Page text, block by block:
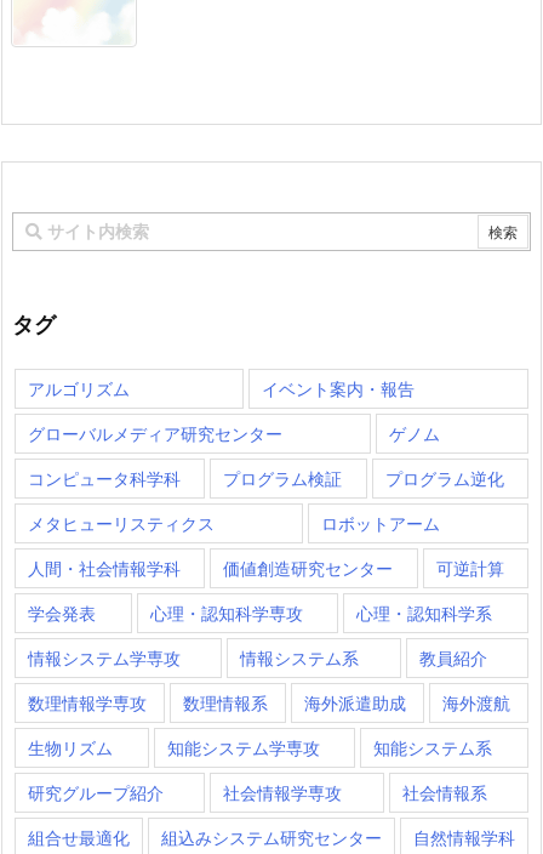
タグ
アルゴリズム イベント案内・報告
グローバルメディア研究センター ゲノム
コンピュータ科学科 プログラム検証 プログラム逆化
メタヒューリスティクス ロボットアーム
人間・社会情報学科 価値創造研究センター 可逆計算
学会発表 心理・認知科学専攻 心理・認知科学系
情報システム学専攻 情報システム系 教員紹介
数理情報学専攻 数理情報系 海外派遣助成 海外渡航
生物リズム 知能システム学専攻 知能システム系
研究グループ紹介 社会情報学専攻 社会情報系
組合せ最適化 組込みシステム研究センター 自然情報学科